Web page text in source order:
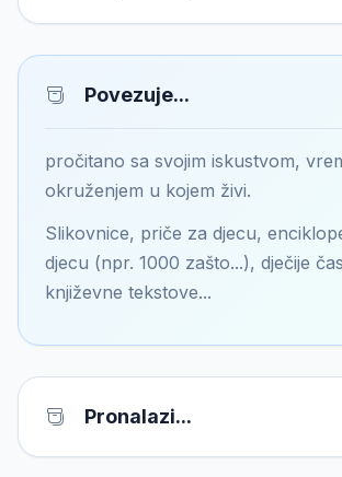
Povezuje...
pročitano sa svojim iskustvom,
okruženjem u kojem živi.
Slikovnice, priče za djecu,
djecu (npr. 1000 zašto...), dječije
književne tekstove...
Pronalazi...